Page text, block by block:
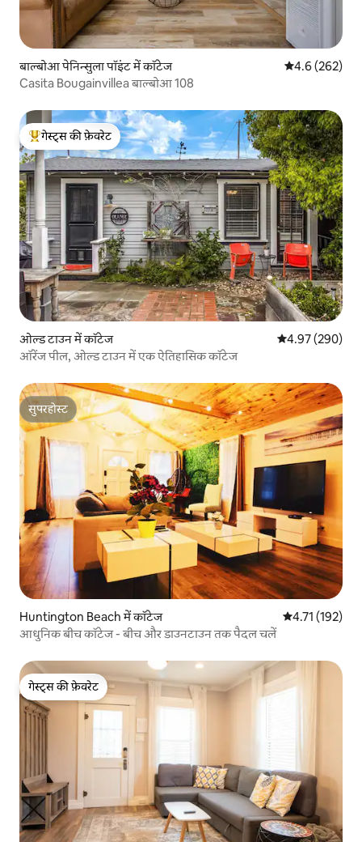
बाल्बोआ पेनिन्सुला पॉइंट में कॉटेज औसत रेटिंग 5 में
4.6 (262)
Casita Bougainvillea बाल्बोआ 108
गेस्ट्स का टॉप फ़ेवरेट
गेस्ट्स की फ़ेवरेट
ओल्ड टाउन में कॉटेज औसत रेटिंग 5 में से
4.97 (290)
ऑरेंज पील, ओल्ड टाउन में एक ऐतिहासिक कॉटेज
सुपरहोस्ट
सुपरहोस्ट
Huntington Beach में कॉटेज औसत रेटिंग 5 में से
4.71 (192)
आधुनिक बीच कॉटेज - बीच और डाउनटाउन तक पैदल चलें
गेस्ट्स की फ़ेवरेट
गेस्ट्स की फ़ेवरेट